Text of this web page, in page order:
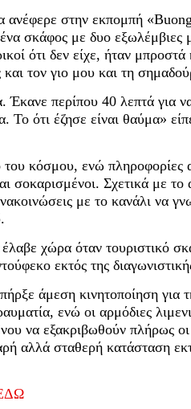
ανέφερε στην εκπομπή
σκάφος με δυο εξωλέμβιες
ότι δεν είχε, ήταν
και τον γιο μου και τη
Έκανε περίπου 40 λεπτά για
Το ότι έζησε είναι θαύμα»
κόσμου, ενώ πληροφορίες
σοκαρισμένοι. Σχετικά με
με το κανάλι να
χώρα όταν τουριστικό
εκτός της
άμεση κινητοποίηση για
ενώ οι αρμόδιες
να εξακριβωθούν πλήρως
αλλά σταθερή κατάσταση